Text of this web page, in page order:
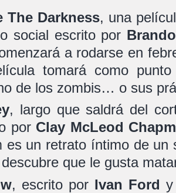
The Darkness, una
social escrito por
a rodarse en
tomará como
de los zombis… o sus
, largo que saldrá del
por Clay McLeod
es un retrato íntimo de un
que le gusta
, escrito por Ivan Ford